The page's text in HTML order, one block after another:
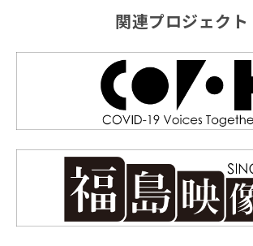
関連プロジェクト